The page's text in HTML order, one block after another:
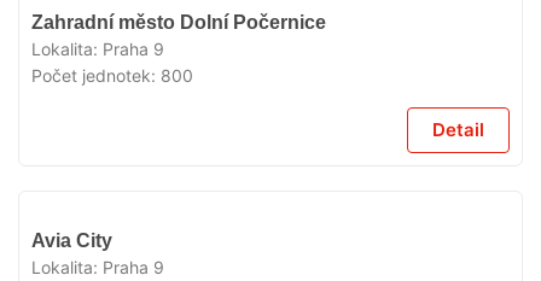
V
Zahradní město Dolní Počernice
Lokalita: Praha 9
Počet jednotek: 800
Detail
Avia City
Lokalita: Praha 9